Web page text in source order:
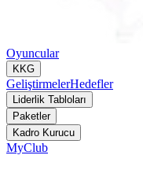
Oyuncular
KKG
GeliştirmelerHedefler
Liderlik Tabloları
Paketler
Kadro Kurucu
MyClub